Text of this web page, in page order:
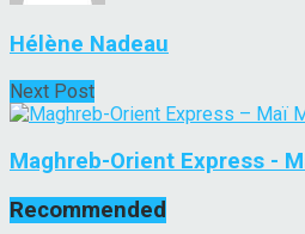
Hélène Nadeau
Next Post
Maghreb-Orient Express -
Recommended